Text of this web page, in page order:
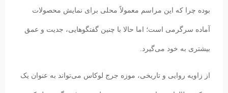
بوده چرا که این مراسم معمولاً محلی برای نمایش محصولات
آماده سرگرمی است؛ اما حالا با چنین گفتگوهایی، جدیت و عمق
بیشتری به خود می‌گیرد.
از زاویه روایی و تاریخی، موزه جرج لوکاس می‌تواند به عنوان یک